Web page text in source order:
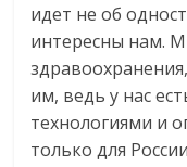
идет не об
интересны нам.
им, ведь у нас
технологиями и
только для